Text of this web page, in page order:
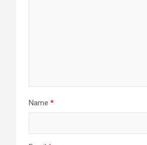
Name *